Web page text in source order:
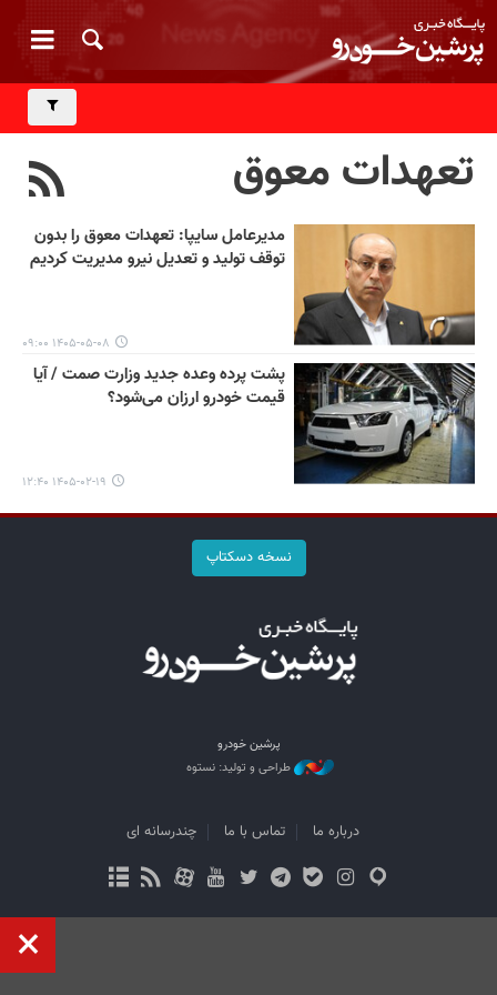
تعهدات معوق
مدیرعامل سایپا: تعهدات معوق را بدون
توقف تولید و تعدیل نیرو مدیریت کردیم
۱۴۰۵-۰۵-۰۸ ۰۹:۰۰
پشت پرده وعده جدید وزارت صمت / آیا
قیمت خودرو ارزان می‌شود؟
۱۴۰۵-۰۲-۱۹ ۱۲:۴۰
نسخه دسکتاپ
پرشین خودرو
طراحی و تولید: نستوه
درباره ما تماس با ما چندرسانه ای